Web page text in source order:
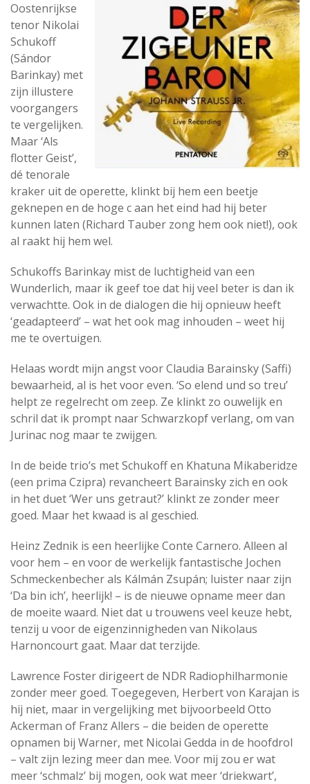
Oostenrijkse
tenor Nikolai
Schukoff
(Sándor
Barinkay) met
zijn illustere
voorgangers
te vergelijken.
Maar ‘Als
flotter Geist’,
dé tenorale
kraker uit de operette, klinkt bij hem een beetje
geknepen en de hoge c aan het eind had hij beter
kunnen laten (Richard Tauber zong hem ook niet!), ook
al raakt hij hem wel.
Schukoffs Barinkay mist de luchtigheid van een
Wunderlich, maar ik geef toe dat hij veel beter is dan ik
verwachtte. Ook in de dialogen die hij opnieuw heeft
‘geadapteerd’ – wat het ook mag inhouden – weet hij
me te overtuigen.
Helaas wordt mijn angst voor Claudia Barainsky (Saffi)
bewaarheid, al is het voor even. ‘So elend und so treu’
helpt ze regelrecht om zeep. Ze klinkt zo ouwelijk en
schril dat ik prompt naar Schwarzkopf verlang, om van
Jurinac nog maar te zwijgen.
In de beide trio’s met Schukoff en Khatuna Mikaberidze
(een prima Czipra) revancheert Barainsky zich en ook
in het duet ‘Wer uns getraut?’ klinkt ze zonder meer
goed. Maar het kwaad is al geschied.
Heinz Zednik is een heerlijke Conte Carnero. Alleen al
voor hem – en voor de werkelijk fantastische Jochen
Schmeckenbecher als Kálmán Zsupán; luister naar zijn
‘Da bin ich’, heerlijk! – is de nieuwe opname meer dan
de moeite waard. Niet dat u trouwens veel keuze hebt,
tenzij u voor de eigenzinnigheden van Nikolaus
Harnoncourt gaat. Maar dat terzijde.
Lawrence Foster dirigeert de NDR Radiophilharmonie
zonder meer goed. Toegegeven, Herbert von Karajan is
hij niet, maar in vergelijking met bijvoorbeeld Otto
Ackerman of Franz Allers – die beiden de operette
opnamen bij Warner, met Nicolai Gedda in de hoofdrol
– valt zijn lezing meer dan mee. Voor mij zou er wat
meer ‘schmalz’ bij mogen, ook wat meer ‘driekwart’,